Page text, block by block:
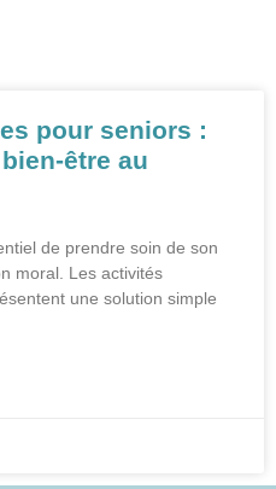
pour seniors :
être au
de prendre soin de son
moral. Les activités
une solution simple